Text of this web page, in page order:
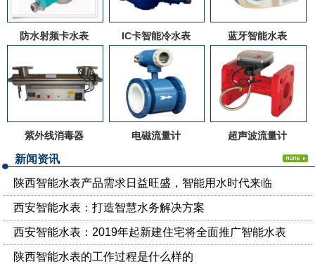
防水射频卡水表 IC卡智能冷水表 蓝牙智能水表
紫外线消毒器 电磁流量计 超声波流量计
新闻资讯
陕西智能水表产品需求日益旺盛，智能用水时代来临
西安智能水表：打造智慧水务解决方案
西安智能水表：2019年起新建住宅将全面推广智能水表
陕西智能水表的工作过程是什么样的